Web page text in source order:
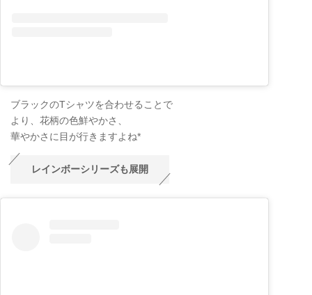
ブラックのTシャツを合わせることで
より、花柄の色鮮やかさ、
華やかさに目が行きますよね*
レインボーシリーズも展開